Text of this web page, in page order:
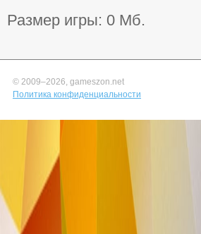
Размер игры: 0 Мб.
© 2009–2026, gameszon.net
Политика конфиденциальности